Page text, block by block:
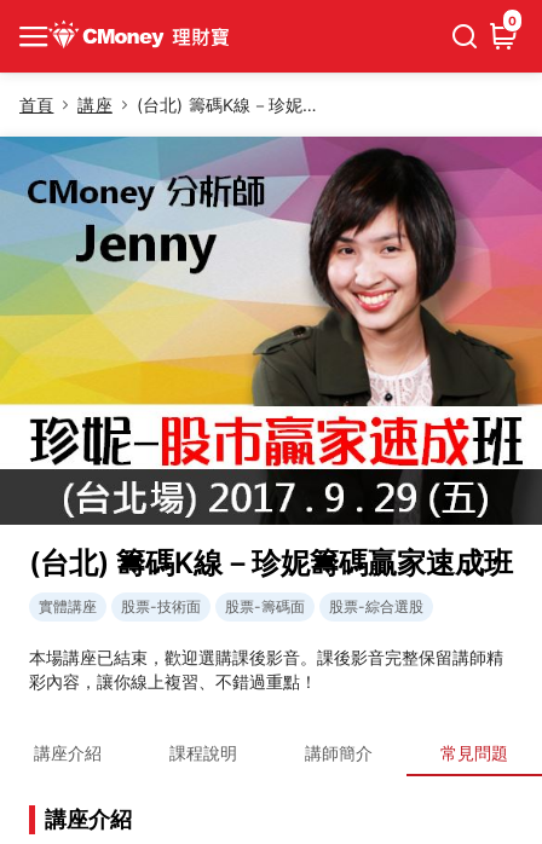
0
首頁 講座 (台北) 籌碼K線－珍妮籌碼贏家速成班
(台北) 籌碼K線－珍妮籌碼贏家速成班
實體講座 股票-技術面 股票-籌碼面 股票-綜合選股
本場講座已結束，歡迎選購課後影音。課後影音完整保留講師精
彩內容，讓你線上複習、不錯過重點！
講座介紹 課程說明 講師簡介 常見問題
講座介紹